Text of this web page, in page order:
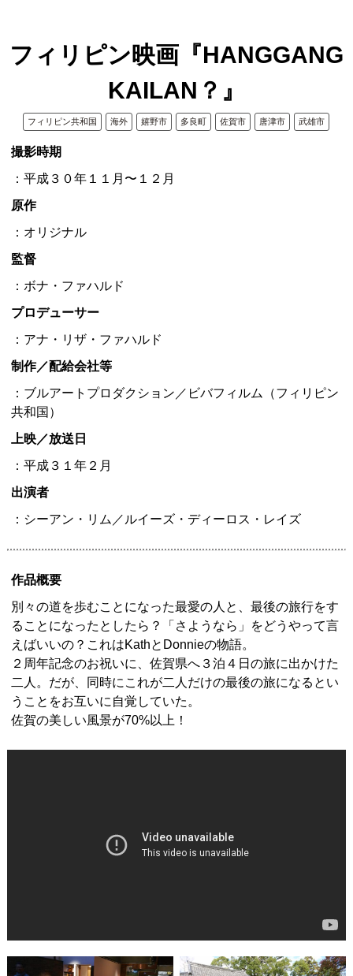
フィリピン映画『HANGGANG
KAILAN？』
フィリピン共和国 海外 嬉野市 多良町 佐賀市 唐津市 武雄市
撮影時期
：平成３０年１１月〜１２月
原作
：オリジナル
監督
：ボナ・ファハルド
プロデューサー
：アナ・リザ・ファハルド
制作／配給会社等
：ブルアートプロダクション／ビバフィルム（フィリピン
共和国）
上映／放送日
：平成３１年２月
出演者
：シーアン・リム／ルイーズ・ディーロス・レイズ
作品概要
別々の道を歩むことになった最愛の人と、最後の旅行をす
ることになったとしたら？「さようなら」をどうやって言
えばいいの？これはKathとDonnieの物語。
２周年記念のお祝いに、佐賀県へ３泊４日の旅に出かけた
二人。だが、同時にこれが二人だけの最後の旅になるとい
うことをお互いに自覚していた。
佐賀の美しい風景が70%以上！